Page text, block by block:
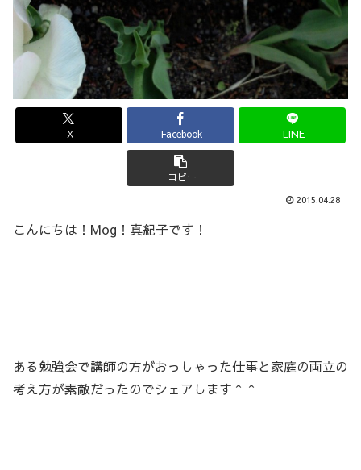
X Facebook LINE
コピー
2015.04.28
こんにちは！Mog！真紀子です！
ある勉強会で講師の方がおっしゃった仕事と家庭の両立の
考え方が素敵だったのでシェアします＾＾